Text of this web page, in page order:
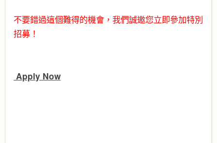
不要錯過這個難得的機會，我們誠邀您立即參加特別
招募！
Apply Now